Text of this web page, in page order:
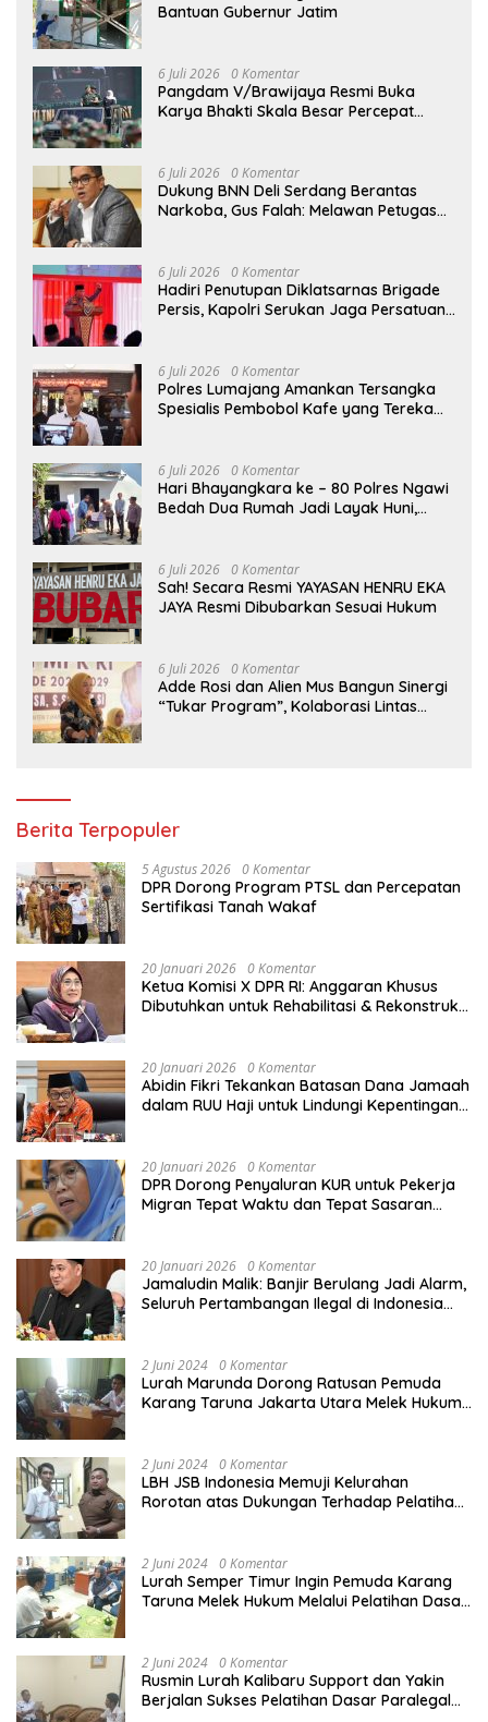
Bantuan Gubernur Jatim
6 Juli 2026 0 Komentar
Pangdam V/Brawijaya Resmi Buka
Karya Bhakti Skala Besar Percepat
6 Juli 2026 0 Komentar
Dukung BNN Deli Serdang Berantas
Narkoba, Gus Falah: Melawan Petugas
6 Juli 2026 0 Komentar
Hadiri Penutupan Diklatsarnas Brigade
Persis, Kapolri Serukan Jaga Persatuan-
6 Juli 2026 0 Komentar
Polres Lumajang Amankan Tersangka
Spesialis Pembobol Kafe yang Terekam
6 Juli 2026 0 Komentar
Hari Bhayangkara ke – 80 Polres Ngawi
Bedah Dua Rumah Jadi Layak Huni,
6 Juli 2026 0 Komentar
Sah! Secara Resmi YAYASAN HENRU EKA
JAYA Resmi Dibubarkan Sesuai Hukum
6 Juli 2026 0 Komentar
Adde Rosi dan Alien Mus Bangun Sinergi
“Tukar Program”, Kolaborasi Lintas
Berita Terpopuler
5 Agustus 2026 0 Komentar
DPR Dorong Program PTSL dan Percepatan
Sertifikasi Tanah Wakaf
20 Januari 2026 0 Komentar
Ketua Komisi X DPR RI: Anggaran Khusus
Dibutuhkan untuk Rehabilitasi & Rekonstruksi
20 Januari 2026 0 Komentar
Abidin Fikri Tekankan Batasan Dana Jamaah
dalam RUU Haji untuk Lindungi Kepentingan
20 Januari 2026 0 Komentar
DPR Dorong Penyaluran KUR untuk Pekerja
Migran Tepat Waktu dan Tepat Sasaran
20 Januari 2026 0 Komentar
Jamaludin Malik: Banjir Berulang Jadi Alarm,
Seluruh Pertambangan Ilegal di Indonesia
2 Juni 2024 0 Komentar
Lurah Marunda Dorong Ratusan Pemuda
Karang Taruna Jakarta Utara Melek Hukum
2 Juni 2024 0 Komentar
LBH JSB Indonesia Memuji Kelurahan
Rorotan atas Dukungan Terhadap Pelatihan
2 Juni 2024 0 Komentar
Lurah Semper Timur Ingin Pemuda Karang
Taruna Melek Hukum Melalui Pelatihan Dasar
2 Juni 2024 0 Komentar
Rusmin Lurah Kalibaru Support dan Yakin
Berjalan Sukses Pelatihan Dasar Paralegal